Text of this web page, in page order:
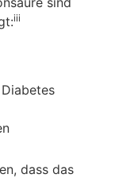
iii
dass das